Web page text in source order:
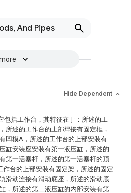
And Pipes
Hide Dependent
包括工作台，其特征在于：所述的工
所述的工作台的上部焊接有固定框，
凹模A，所述的工作台的上部安装有
缸安装座安装有第一液压缸，所述的
第一活塞杆，所述的第一活塞杆的顶
作台的上部安装有固定架，所述的固定
滑动连接有滑动底座，所述的滑动底
，所述的第二液压缸的内部安装有第